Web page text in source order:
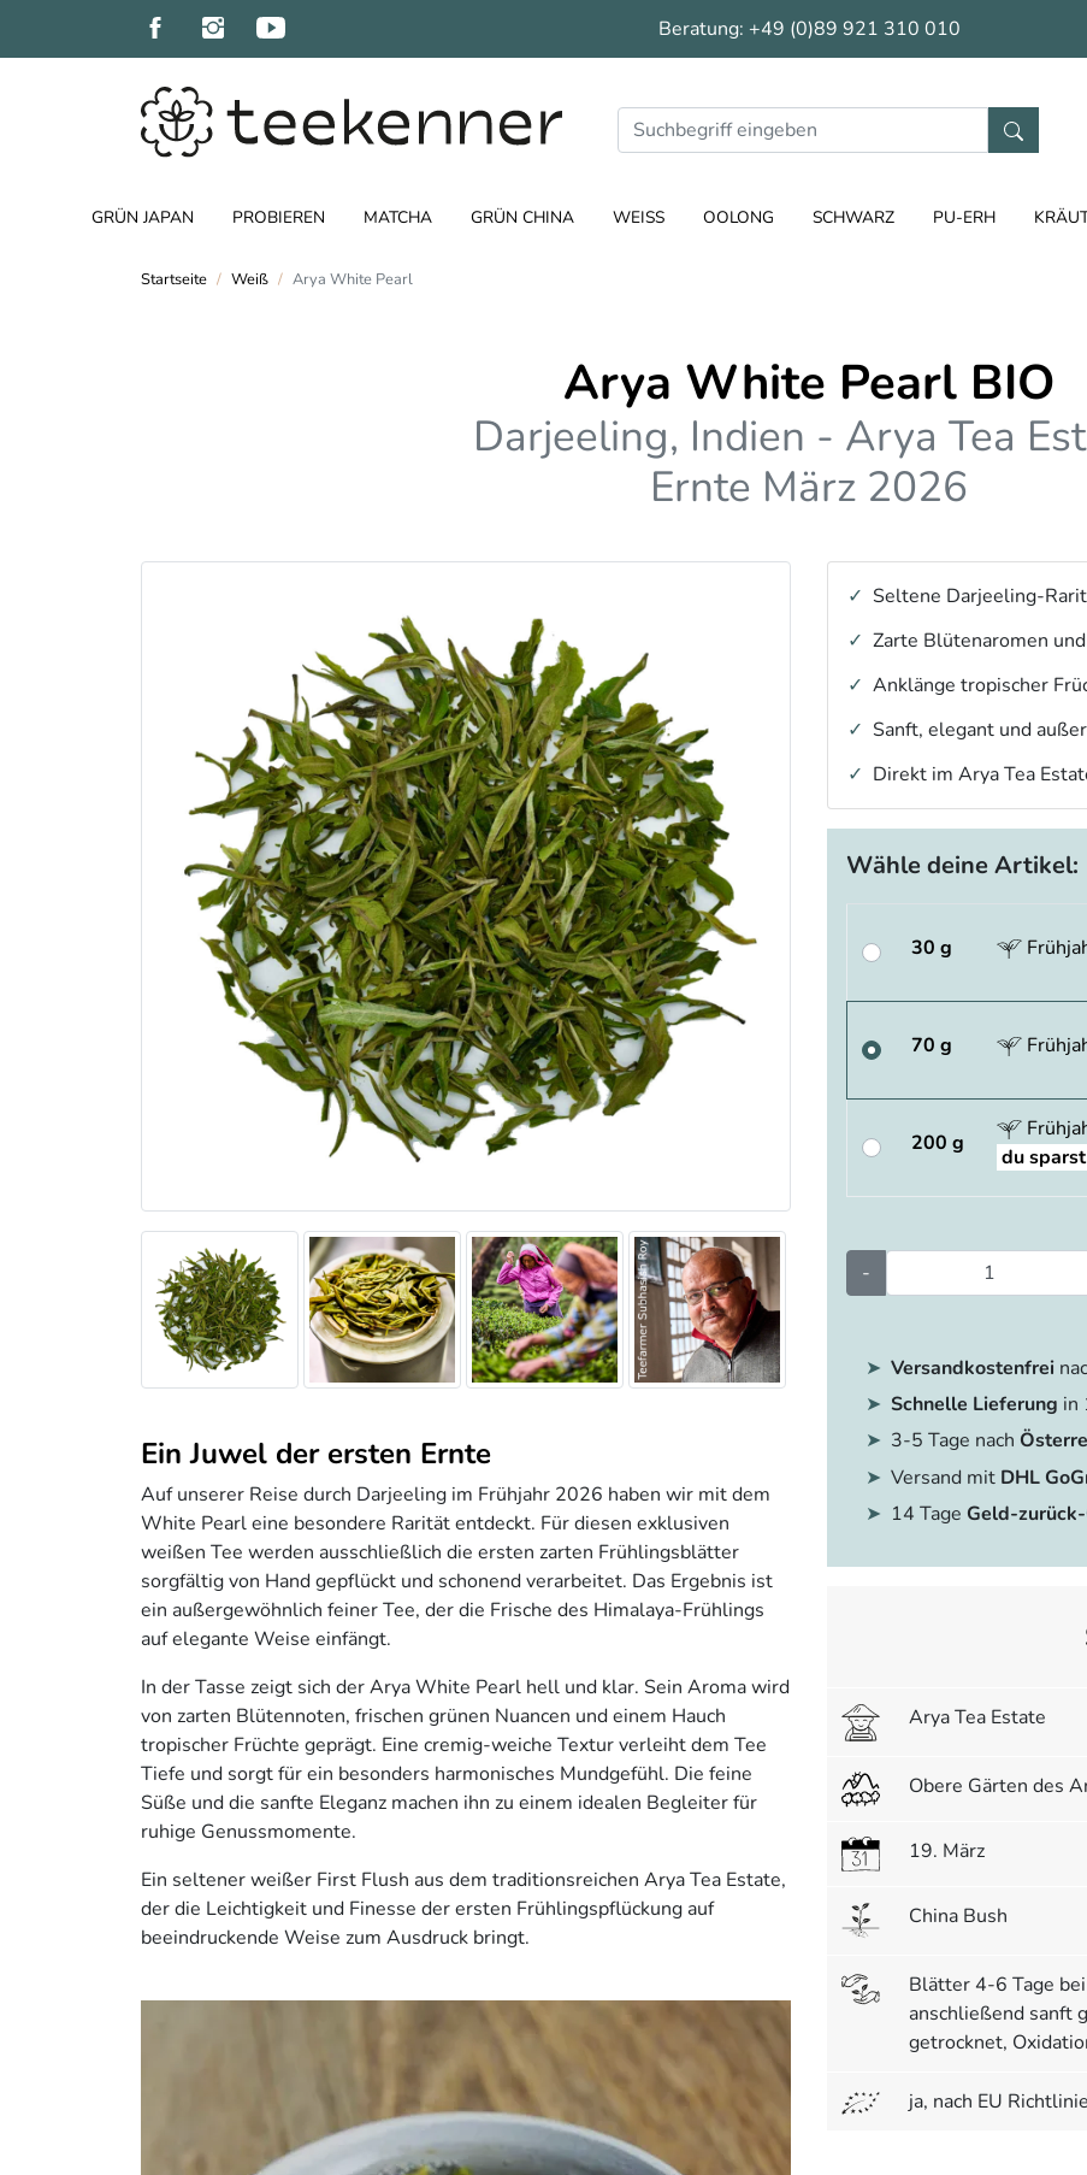
Beratung: +49 (0)89 921 310 010
GRÜN JAPAN PROBIEREN MATCHA GRÜN CHINA WEISS OOLONG SCHWARZ PU-ERH
Startseite Weiß Arya White Pearl
Arya White Pearl BIO
Darjeeling, Indien - Arya Tea
Ernte März 2026
Ein Juwel der ersten Ernte
Auf unserer Reise durch Darjeeling im Frühjahr 2026 haben wir mit dem
White Pearl eine besondere Rarität entdeckt. Für diesen exklusiven
weißen Tee werden ausschließlich die ersten zarten Frühlingsblätter
sorgfältig von Hand gepflückt und schonend verarbeitet. Das Ergebnis ist
ein außergewöhnlich feiner Tee, der die Frische des Himalaya-Frühlings
auf elegante Weise einfängt.
In der Tasse zeigt sich der Arya White Pearl hell und klar. Sein Aroma wird
von zarten Blütennoten, frischen grünen Nuancen und einem Hauch
tropischer Früchte geprägt. Eine cremig-weiche Textur verleiht dem Tee
Tiefe und sorgt für ein besonders harmonisches Mundgefühl. Die feine
Süße und die sanfte Eleganz machen ihn zu einem idealen Begleiter für
ruhige Genussmomente.
Ein seltener weißer First Flush aus dem traditionsreichen Arya Tea Estate,
der die Leichtigkeit und Finesse der ersten Frühlingspflückung auf
beeindruckende Weise zum Ausdruck bringt.
Seltene Darjeeling-
Zarte Blütenaromen
Anklänge tropischer
Sanft, elegant und
Direkt im Arya Tea
Wähle deine Artikel:
30 g
70 g
200 g
du
-
Versandkostenfrei
Schnelle Lieferung in
3-5 Tage nach
Versand mit DHL
14 Tage Geld-
Arya Tea Estate
Obere Gärten des
19. März
China Bush
Blätter 4-6 Tage
anschließend sanft
getrocknet,
ja, nach EU